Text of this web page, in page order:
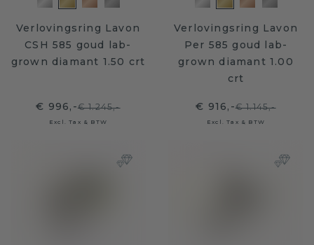
Verlovingsring Lavon
CSH 585 goud lab-
grown diamant 1.50 crt
€ 996,-€ 1.245,-
Excl. Tax & BTW
Verlovingsring Lavon
Per 585 goud lab-
grown diamant 1.00
crt
€ 916,-€ 1.145,-
Excl. Tax & BTW